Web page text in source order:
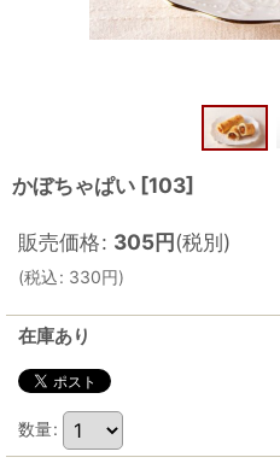
かぼちゃぱい [103]
販売価格: 305円(税別)
(税込: 330円)
在庫あり
数量: